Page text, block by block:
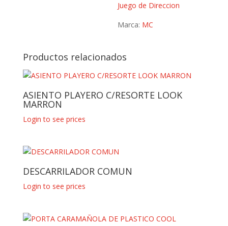
Juego de Direccion
Marca: MC
Productos relacionados
ASIENTO PLAYERO C/RESORTE LOOK
MARRON
Login to see prices
DESCARRILADOR COMUN
Login to see prices